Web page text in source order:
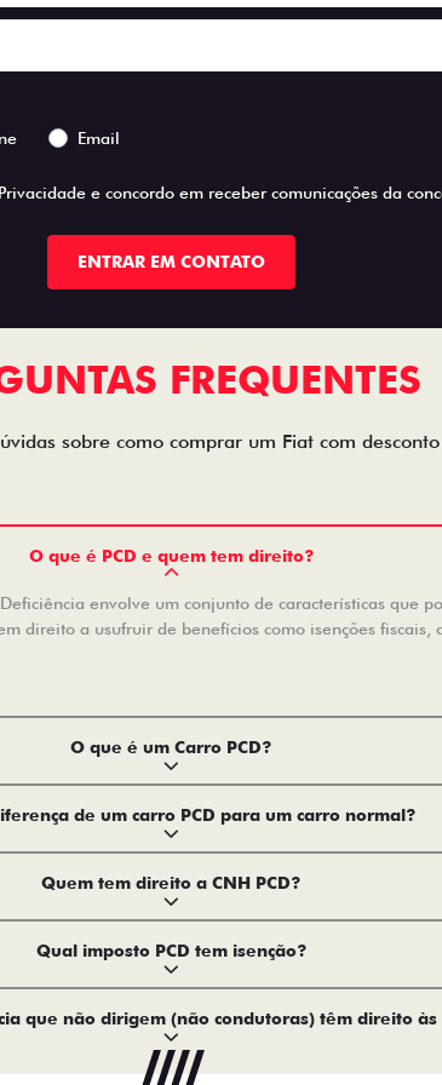
Email
e concordo em receber comunicações da
ENTRAR EM CONTATO
FREQUENTES
sobre como comprar um Fiat com
O que é PCD e quem tem direito?
envolve um conjunto de características que
direito a usufruir de benefícios como isenções
O que é um Carro PCD?
de um carro PCD para um carro normal?
Quem tem direito a CNH PCD?
Qual imposto PCD tem isenção?
que não dirigem (não condutoras) têm direito às